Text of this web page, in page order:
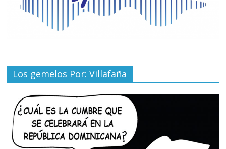
Los gemelos Por: Villafaña